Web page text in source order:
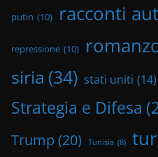
putin (10) racconti
repressione (10)
siria (34) stati uniti (14)
Strategia e Difesa
Trump (20) Tunisia (8)